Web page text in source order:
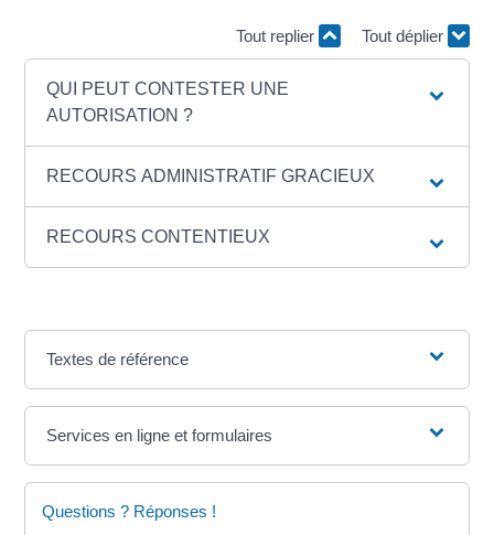
Tout replier Tout déplier
QUI PEUT CONTESTER UNE
AUTORISATION ?
RECOURS ADMINISTRATIF GRACIEUX
RECOURS CONTENTIEUX
Textes de référence
Services en ligne et formulaires
Questions ? Réponses !